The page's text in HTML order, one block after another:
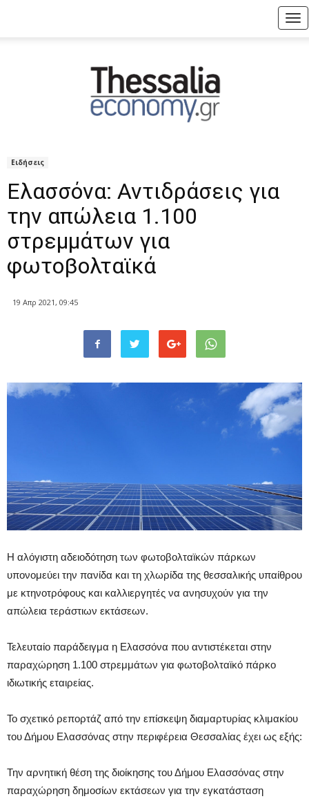
Ειδήσεις
Ελασσόνα: Αντιδράσεις για
την απώλεια 1.100
στρεμμάτων για
φωτοβολταϊκά
19 Απρ 2021, 09:45
Η αλόγιστη αδειοδότηση των φωτοβολταϊκών πάρκων
υπονομεύει την πανίδα και τη χλωρίδα της θεσσαλικής υπαίθρου
με κτηνοτρόφους και καλλιεργητές να ανησυχούν για την
απώλεια τεράστιων εκτάσεων.
Τελευταίο παράδειγμα η Ελασσόνα που αντιστέκεται στην
παραχώρηση 1.100 στρεμμάτων για φωτοβολταϊκό πάρκο
ιδιωτικής εταιρείας.
Το σχετικό ρεπορτάζ από την επίσκεψη διαμαρτυρίας κλιμακίου
του Δήμου Ελασσόνας στην περιφέρεια Θεσσαλίας έχει ως εξής:
Την αρνητική θέση της διοίκησης του Δήμου Ελασσόνας στην
παραχώρηση δημοσίων εκτάσεων για την εγκατάσταση